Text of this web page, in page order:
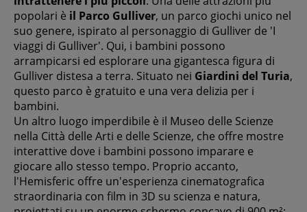
popolari è il Parco Gulliver, un parco giochi unico nel
suo genere, ispirato al personaggio di Gulliver de 'I
viaggi di Gulliver'. Qui, i bambini possono
arrampicarsi ed esplorare una gigantesca figura di
Gulliver distesa a terra. Situato nei Giardini del Turia,
questo parco è gratuito e una vera delizia per i
bambini.
Un altro luogo imperdibile è il Museo delle Scienze
nella Città delle Arti e delle Scienze, che offre mostre
interattive dove i bambini possono imparare e
giocare allo stesso tempo. Proprio accanto,
l'Hemisferic offre un'esperienza cinematografica
straordinaria con film in 3D su scienza e natura,